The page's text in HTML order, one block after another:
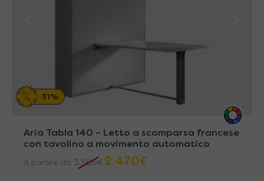
31%
Aria Tabla 140 – Letto a scomparsa francese
con tavolino a movimento automatico
A partire da 3.586€ 2.470€